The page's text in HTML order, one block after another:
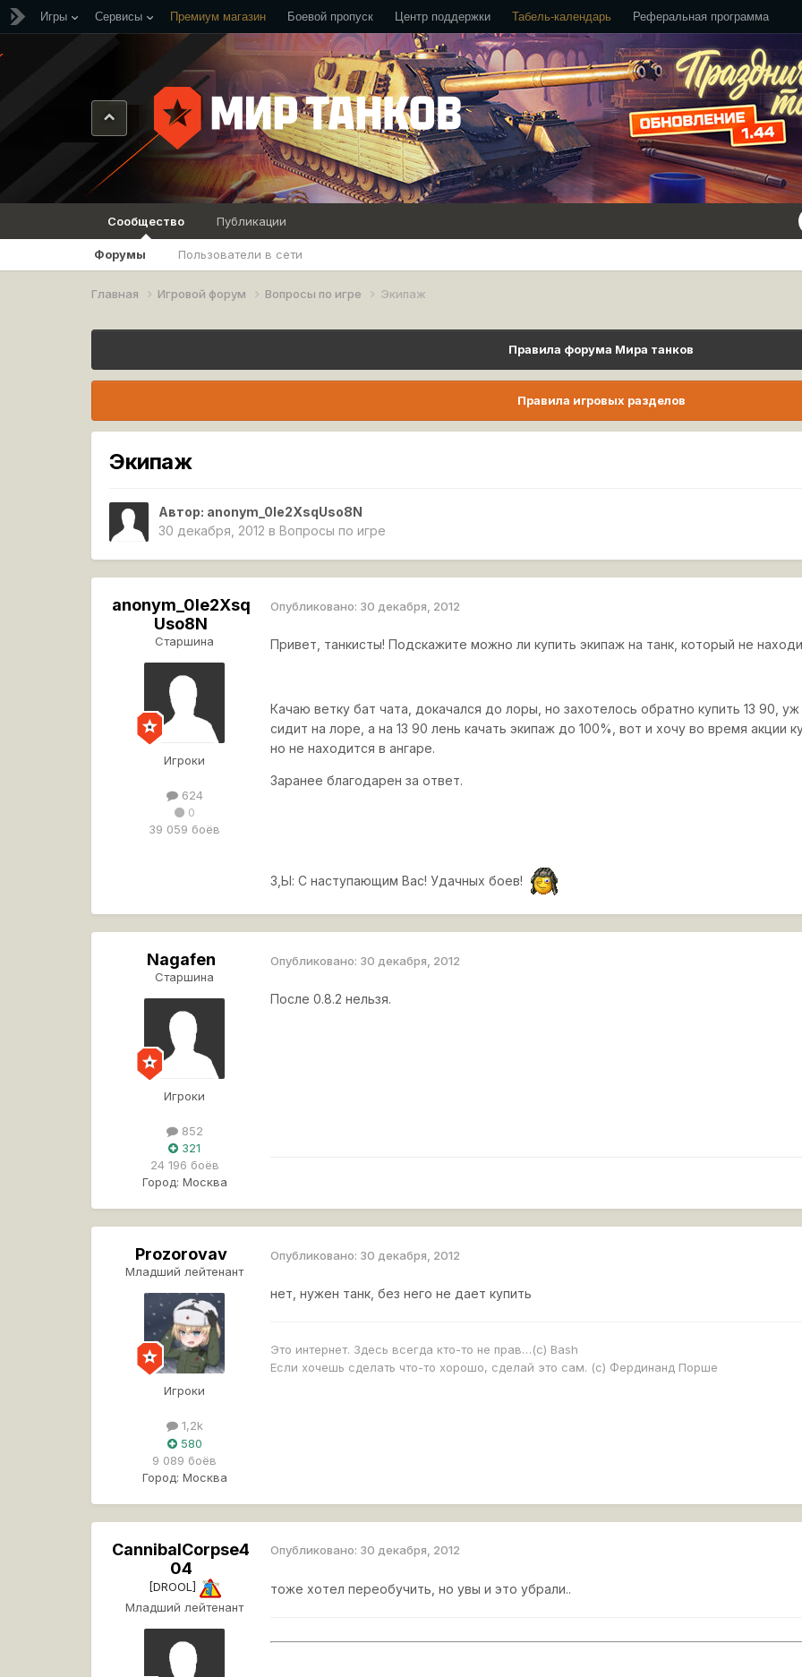
Игры Сервисы Премиум магазин Боевой пропуск Центр поддержки Табель-календарь Реферальная программа
Сообщество
Форумы Пользователи в сети
Публикации
Главная Игровой форум Вопросы по игре Экипаж
Правила форума Мира танков
Правила игровых разделов
Экипаж
Автор: anonym_0Ie2XsqUso8N
30 декабря, 2012 в Вопросы по игре
anonym_0Ie2Xsq
Uso8N
Старшина
Игроки
624
0
39 059 боёв
Опубликовано: 30 декабря, 2012
Привет, танкисты! Подскажите можно ли купить экипаж на танк, который не
Качаю ветку бат чата, докачался до лоры, но захотелось обратно купить 13 90,
сидит на лоре, а на 13 90 лень качать экипаж до 100%, вот и хочу во время акции
но не находится в ангаре.
Заранее благодарен за ответ.
З,Ы: С наступающим Вас! Удачных боев!
Nagafen
Старшина
Игроки
852
321
24 196 боёв
Город: Москва
Опубликовано: 30 декабря, 2012
После 0.8.2 нельзя.
Prozorovav
Младший лейтенант
Игроки
1,2k
580
9 089 боёв
Город: Москва
Опубликовано: 30 декабря, 2012
нет, нужен танк, без него не дает купить
Это интернет. Здесь всегда кто-то не прав…(с) Bash
Если хочешь сделать что-то хорошо, сделай это сам. (с) Фердинанд Порше
CannibalCorpse4
04
[DROOL]
Младший лейтенант
Опубликовано: 30 декабря, 2012
тоже хотел переобучить, но увы и это убрали..